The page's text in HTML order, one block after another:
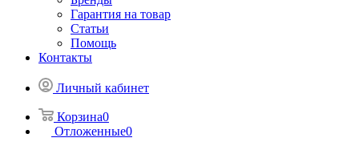
Гарантия на товар
Статьи
Помощь
Контакты
Личный кабинет
Корзина0
Отложенные0